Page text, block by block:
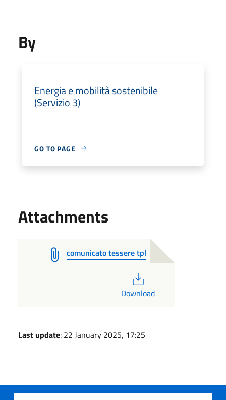
By
Energia e mobilità sostenibile
(Servizio 3)
GO TO PAGE
Attachments
comunicato tessere tpl
Download
Last update: 22 January 2025, 17:25